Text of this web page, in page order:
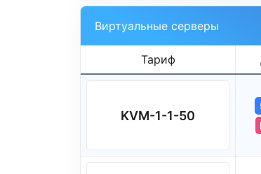
Виртуальные серверы
Тариф
KVM-1-1-50